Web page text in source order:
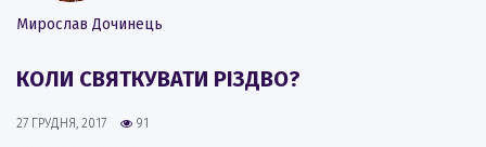
Мирослав Дочинець
КОЛИ СВЯТКУВАТИ РІЗДВО?
27 ГРУДНЯ, 2017 91